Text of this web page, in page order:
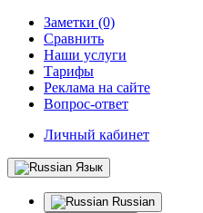
Заметки (0)
Сравнить
Наши услуги
Тарифы
Реклама на сайте
Вопрос-ответ
Личный кабинет
Язык
Russian